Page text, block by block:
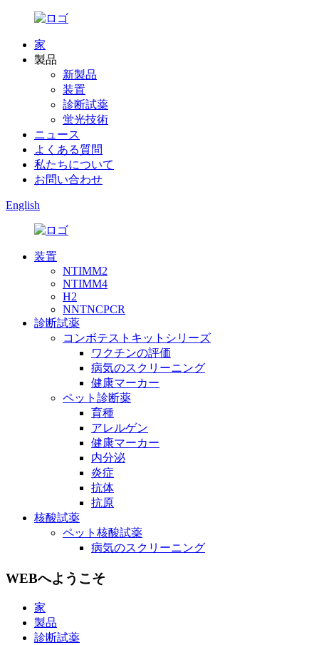
家
製品
新製品
装置
診断試薬
蛍光技術
ニュース
よくある質問
私たちについて
お問い合わせ
English
装置
NTIMM2
NTIMM4
H2
NNTNCPCR
診断試薬
コンボテストキットシリーズ
ワクチンの評価
病気のスクリーニング
健康マーカー
ペット診断薬
育種
アレルゲン
健康マーカー
内分泌
炎症
抗体
抗原
核酸試薬
ペット核酸試薬
病気のスクリーニング
WEBへようこそ
家
製品
診断試薬